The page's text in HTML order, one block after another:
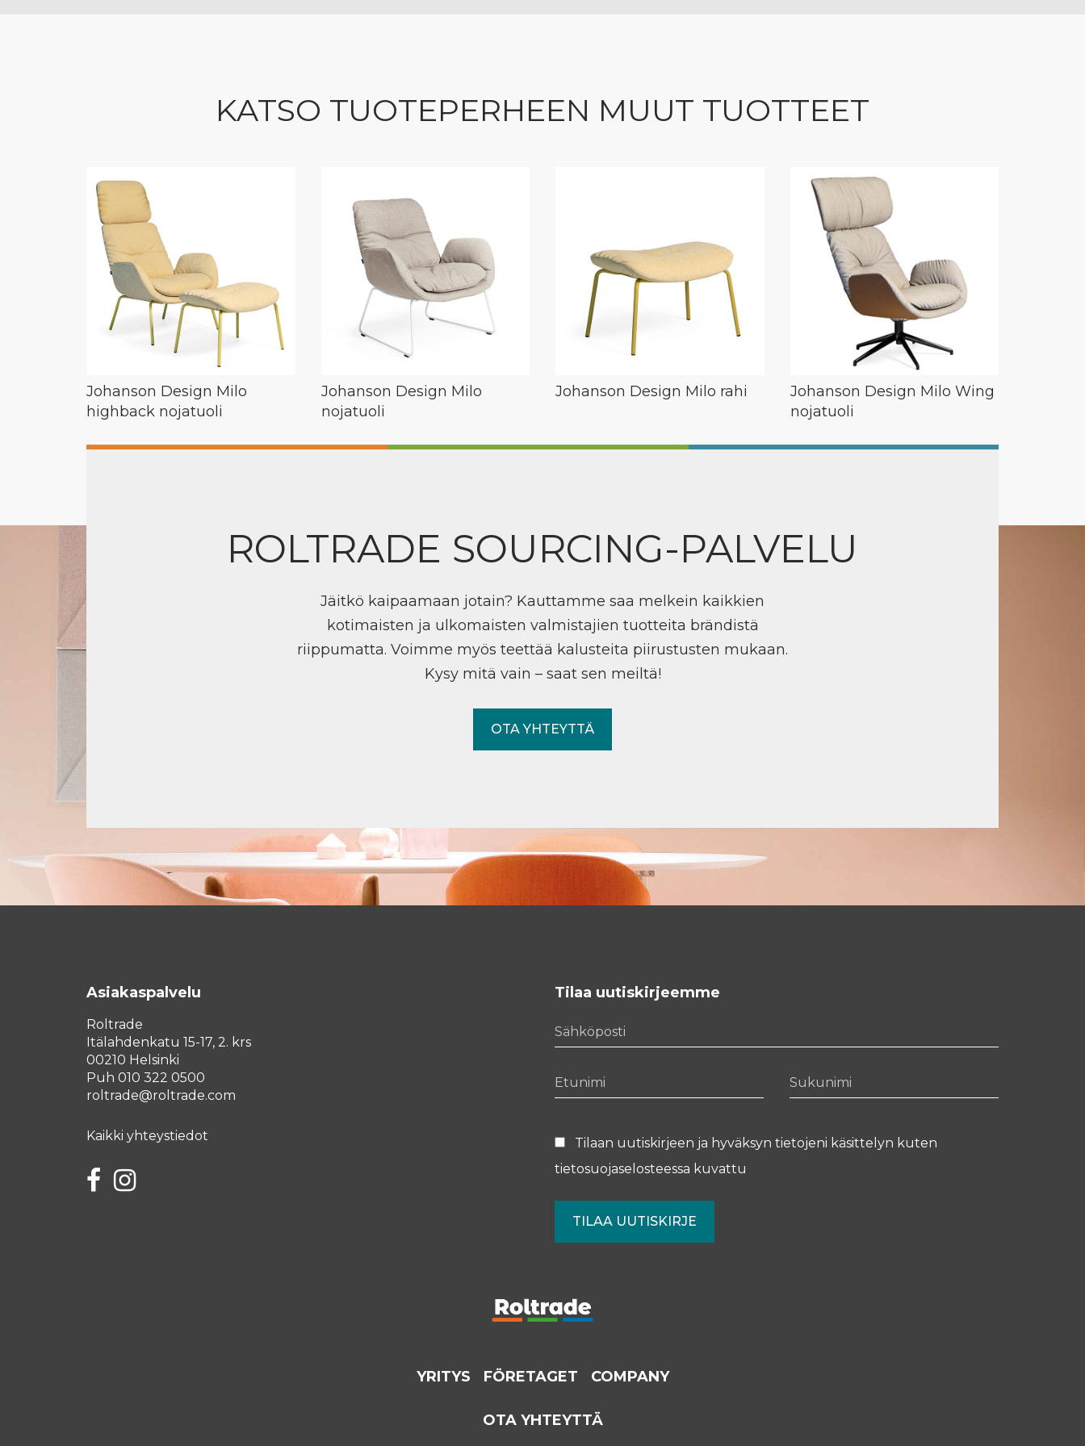
KATSO TUOTEPERHEEN MUUT TUOTTEET
Johanson Design Milo
highback nojatuoli
Johanson Design Milo
nojatuoli
Johanson Design Milo rahi
Johanson Design Milo Wing
nojatuoli
ROLTRADE SOURCING-PALVELU
Jäitkö kaipaamaan jotain? Kauttamme saa melkein kaikkien
kotimaisten ja ulkomaisten valmistajien tuotteita brändistä
riippumatta. Voimme myös teettää kalusteita piirustusten mukaan.
Kysy mitä vain – saat sen meiltä!
OTA YHTEYTTÄ
Asiakaspalvelu
Roltrade
Itälahdenkatu 15-17, 2. krs
00210 Helsinki
Puh 010 322 0500
roltrade@roltrade.com
Kaikki yhteystiedot
FacebookInstagram
Tilaa uutiskirjeemme
Tilaan uutiskirjeen ja hyväksyn tietojeni käsittelyn kuten
tietosuojaselosteessa kuvattu
YRITYS FÖRETAGET COMPANY
OTA YHTEYTTÄ